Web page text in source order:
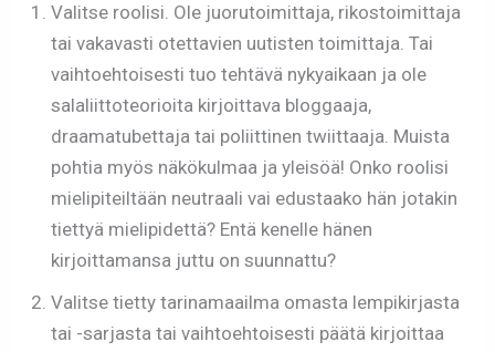
Valitse roolisi. Ole juorutoimittaja, rikostoimittaja
tai vakavasti otettavien uutisten toimittaja. Tai
vaihtoehtoisesti tuo tehtävä nykyaikaan ja ole
salaliittoteorioita kirjoittava bloggaaja,
draamatubettaja tai poliittinen twiittaaja. Muista
pohtia myös näkökulmaa ja yleisöä! Onko roolisi
mielipiteiltään neutraali vai edustaako hän jotakin
tiettyä mielipidettä? Entä kenelle hänen
kirjoittamansa juttu on suunnattu?
Valitse tietty tarinamaailma omasta lempikirjasta
tai -sarjasta tai vaihtoehtoisesti päätä kirjoittaa